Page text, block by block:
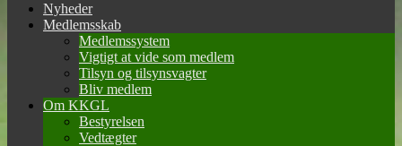
Nyheder
Medlemsskab
Medlemssystem
Vigtigt at vide som medlem
Tilsyn og tilsynsvagter
Bliv medlem
Om KKGL
Bestyrelsen
Vedtægter